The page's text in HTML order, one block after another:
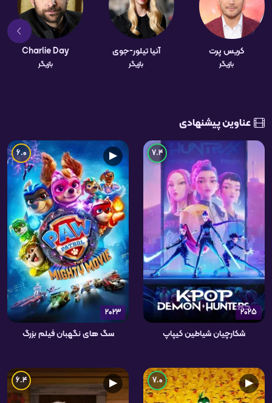
کریس پرت
بازیگر
آنیا تیلور-جوی
بازیگر
Charlie Day
بازیگر
عناوین پیشنهادی
2025
7.4
شکارچیان شیاطین کیپاپ
2023
▶
6.0
سگ های نگهبان فیلم بزرگ
▶
7.0
▶
6.4